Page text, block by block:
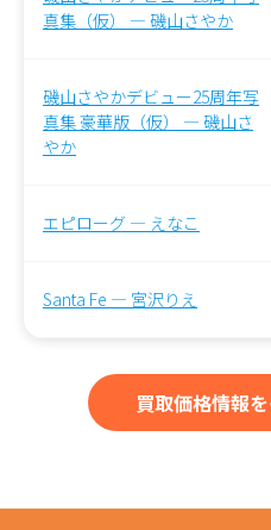
真集（仮） — 磯山さやか
磯山さやかデビュー25周年写
真集 豪華版（仮） — 磯山さ
やか
エピローグ — えなこ
Santa Fe — 宮沢りえ
買取価格情報